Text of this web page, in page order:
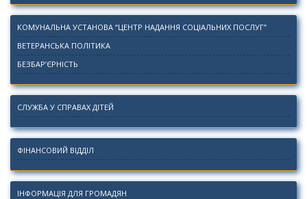
КОМУНАЛЬНА УСТАНОВА “ЦЕНТР НАДАННЯ СОЦІАЛЬНИХ ПОСЛУГ”
ВЕТЕРАНСЬКА ПОЛІТИКА
БЕЗБАР’ЄРНІСТЬ
СЛУЖБА У СПРАВАХ ДІТЕЙ
ФІНАНСОВИЙ ВІДДІЛ
ІНФОРМАЦІЯ ДЛЯ ГРОМАДЯН